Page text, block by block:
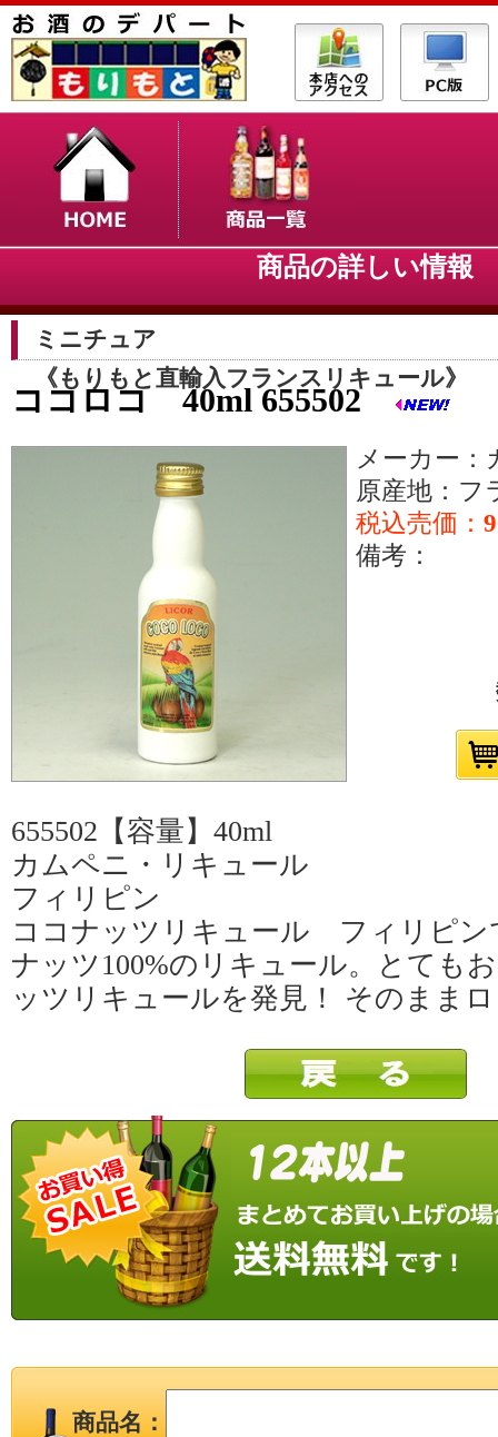
商品の詳しい情
ミニチュア
《もりもと直輸入フランスリキュール》
ココロコ 40ml 655502
メーカー：
原産地：フ
税込売価：
備考：
655502【容量】40ml
カムペニ・リキュール
フィリピン
ココナッツリキュール フィリピン
ナッツ100%のリキュール。とても
ッツリキュールを発見！ そのまま
商品名：